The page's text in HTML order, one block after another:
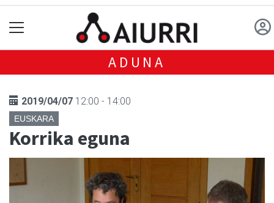
ADUNA
2019/04/07 12:00 - 14:00
EUSKARA
Korrika eguna